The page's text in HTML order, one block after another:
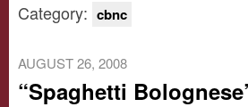
Category: cbnc
AUGUST 26, 2008
“Spaghetti